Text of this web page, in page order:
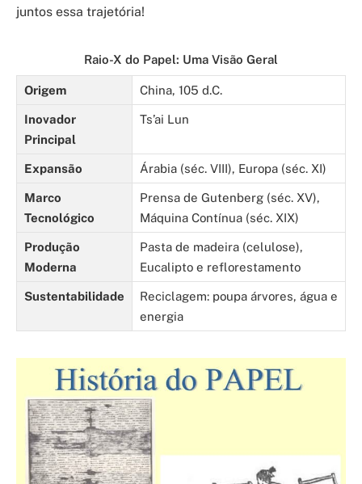
juntos essa trajetória!
Raio-X do Papel: Uma Visão Geral
Origem China, 105 d.C.
Inovador
Principal
Ts’ai Lun
Expansão Árabia (séc. VIII), Europa (séc. XI)
Marco
Tecnológico
Prensa de Gutenberg (séc. XV),
Máquina Contínua (séc. XIX)
Produção
Moderna
Pasta de madeira (celulose),
Eucalipto e reflorestamento
Sustentabilidade
Reciclagem: poupa árvores, água e
energia